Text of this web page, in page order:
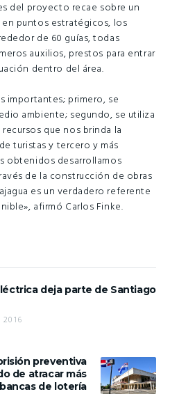
del proyecto recae sobre un
puntos estratégicos, los
de 60 guías, todas
auxilios, prestos para entrar
dentro del área.
importantes; primero, se
ambiente; segundo, se utiliza
que nos brinda la
turistas y tercero y más
obtenidos desarrollamos
de la construcción de obras
es un verdadero referente
afirmó Carlos Finke.
deja parte de Santiago
2016
preventiva
de atracar más
de lotería